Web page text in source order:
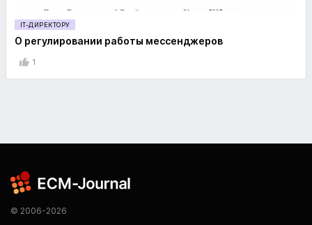
IT-ДИРЕКТОРУ
О регулировании работы мессенджеров
1
© 2006-2026